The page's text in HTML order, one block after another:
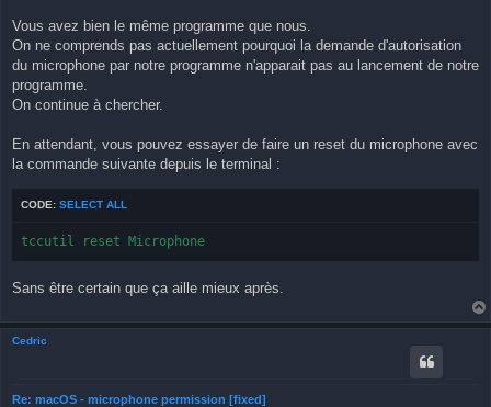
t
Vous avez bien le même programme que nous.
On ne comprends pas actuellement pourquoi la demande d'autorisation
du microphone par notre programme n'apparait pas au lancement de notre
programme.
On continue à chercher.
En attendant, vous pouvez essayer de faire un reset du microphone avec
la commande suivante depuis le terminal :
CODE: SELECT ALL
tccutil reset Microphone
Sans être certain que ça aille mieux après.
Cedric
Re: macOS - microphone permission [fixed]